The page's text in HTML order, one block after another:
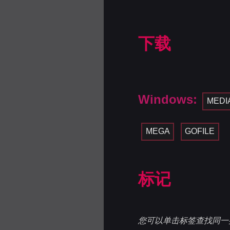
下载
Windows:
MEGA GOFILE
标记
您可以单击标签查找同